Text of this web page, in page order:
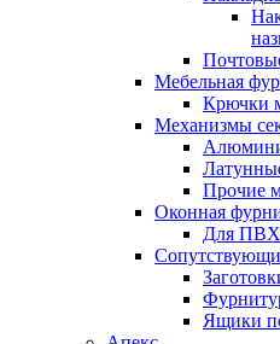
Мебельная
Крючки
Механизмы
Прочие
Оконная
Для ПВХ
Ящики